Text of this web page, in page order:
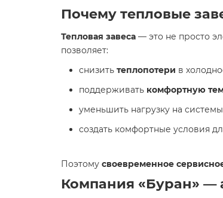
Почему тепловые
Тепловая завеса — это не просто
позволяет:
снизить теплопотери в
поддерживать комфортную
уменьшить нагрузку на
создать комфортные условия
Поэтому своевременное
Компания «Буран» —